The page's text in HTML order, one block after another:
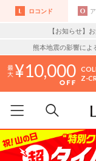
ロコンド
【お知らせ】
熊本地震の影響によ
10,000
Z-